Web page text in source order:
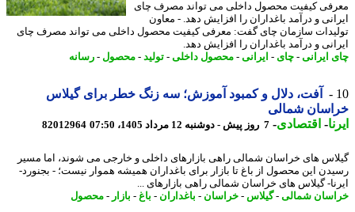
کیفیت محصول داخلی می تواند مصرف چای
و درآمد باغداران را افزایش دهد. - معاون
سازمان چای گفت: معرفی کیفیت محصول داخلی می تواند مصرف چای
و درآمد باغداران را افزایش دهد.
ایرانی- چای -ایرانی- محصول داخلی -تولید-محصول-رسانه
آفت، دلال و کمبود آموزش؛ سه زنگ خطر برای گیلاس
شمالی
-اقتصادی-7 روز پیش - دوشنبه 12 مرداد 1405، 07:50 82012964
های خراسان شمالی راهی بازارهای داخلی و خارجی می شوند، اما مسیر
این محصول از باغ تا بازار برای باغداران همیشه هموار نیست؛ - بجنورد-
گیلاس های خراسان شمالی راهی بازارهای ...
شمالی-گیلاس-خراسان-باغداران - باغ -بازار - محصول